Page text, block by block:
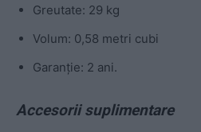
Greutate: 29 kg
Volum: 0,58 metri cubi
Garanție: 2 ani.
Accesorii suplimentare